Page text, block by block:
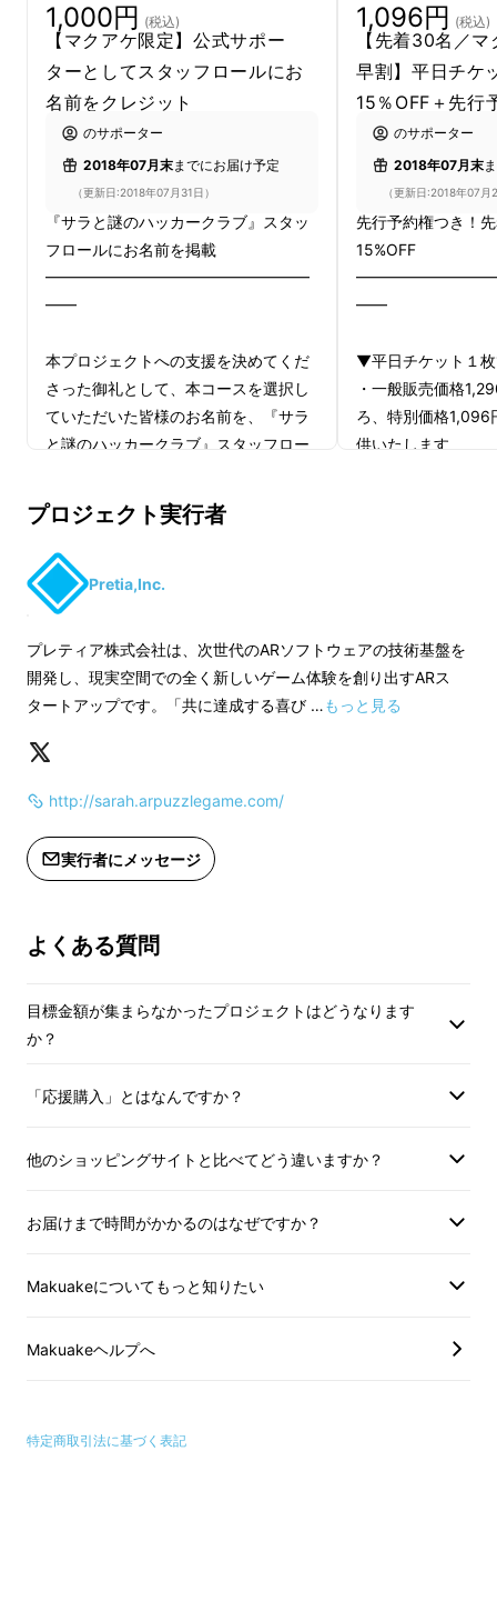
ーーーーーーーーーーーーーーーーーーーーー
ー
このプロジェクトは、新感覚謎解きゲーム『サ
ラと謎のハッカークラブ』を、出来るだけたく
さんの方に遊んでいただくために立ち上がりま
した。
1. はじめに
2. どんな謎解きゲーム？
3. 遊び方
4. リターンについて
みなさん、リアル版「謎解きゲーム」や「脱出
そう、今全国で話題沸騰中の、あの「自分が主
人公になって謎を解く、イベント型ゲーム」
ミッションをクリアする ー 一見とてもシンプ
うちに、世界中で大ブームを巻き起こすほどの
支持を集めているのでしょうか？
が、「誰かと同じ時間・場所で、"ゲームクリ
1,000円 (税込)
【マクアケ限定】公式サポー
ターとしてスタッフロールにお
名前をクレジット
のサポーター
2018年07月末までにお届け予定
（更新日:2018年07月31日）
『サラと謎のハッカークラブ』スタッ
フロールにお名前を掲載
━━━━━━━━━━━━━━━━━
━━
本プロジェクトへの支援を決めてくだ
さった御礼として、本コースを選択し
ていただいた皆様のお名前を、『サラ
と謎のハッカークラブ』スタッフロー
ます。
スタッフロールは、エンディングムー
ビーの後に流れる予定です。
1,096円 (税込)
【先着30名／
早割】平日チケ
15％OFF＋先行
のサポーター
2018年07月末
（更新日:2018年07月
先行予約権つき！
15%OFF
━━
▼平日チケット１枚
・一般販売価格
ろ、特別価格1,096
供いたします
・参加日時の詳細
「遊び方」をご確
※本コースを選択
さい
プロジェクト実行者
Pretia,Inc.
プレティア株式会社は、次世代のARソフトウェアの技術基盤を
開発し、現実空間での全く新しいゲーム体験を創り出すARス
タートアップです。「共に達成する喜び …もっと見る
http://sarah.arpuzzlegame.com/
実行者にメッセージ
よくある質問
目標金額が集まらなかったプロジェクトはどうなります
か？
「応援購入」とはなんですか？
他のショッピングサイトと比べてどう違いますか？
お届けまで時間がかかるのはなぜですか？
Makuakeについてもっと知りたい
Makuakeヘルプへ
特定商取引法に基づく表記